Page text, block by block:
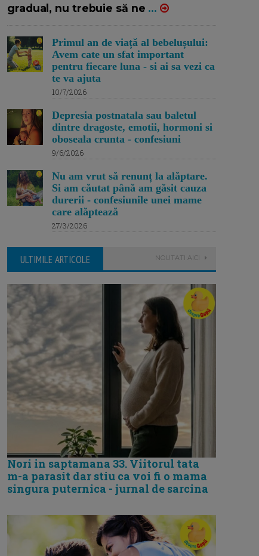
gradual, nu trebuie să ne ...
Primul an de viață al bebelușului:
Avem cate un sfat important
pentru fiecare luna - si ai sa vezi ca
te va ajuta
10/7/2026
Depresia postnatala sau baletul
dintre dragoste, emotii, hormoni si
oboseala crunta - confesiuni
9/6/2026
Nu am vrut să renunț la alăptare.
Si am căutat până am găsit cauza
durerii - confesiunile unei mame
care alăptează
27/3/2026
ULTIMILE ARTICOLE NOUTATI AICI
Nori in saptamana 33. Viitorul tata
m-a parasit dar stiu ca voi fi o mama
singura puternica - jurnal de sarcina